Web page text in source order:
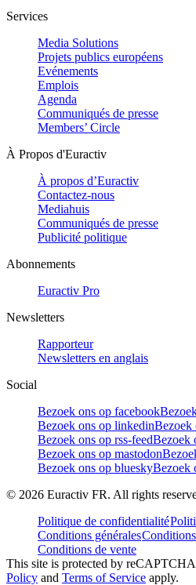
Services
Media Solutions
Projets publics européens
Evénements
Emplois
Agenda
Communiqués de presse
Members’ Circle
À Propos d'Euractiv
À propos d’Euractiv
Contactez-nous
Mediahuis
Communiqués de presse
Publicité politique
Abonnements
Euractiv Pro
Newsletters
Rapporteur
Newsletters en anglais
Social
Bezoek ons op facebook
Bezoek ons op linkedinBezoek
Bezoek ons op rss-feedBezoek
Bezoek ons op mastodon
Bezoek ons op blueskyBezoek
© 2026 Euractiv FR. All rights
Politique de confidentialité
Conditions générales
Conditions de vente
This site is protected by
Policy and Terms of Service apply.